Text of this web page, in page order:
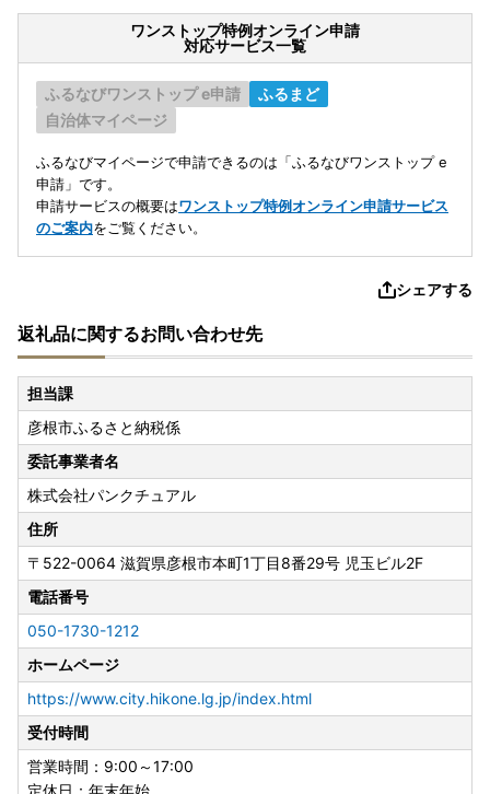
ワンストップ特例オンライン申請
対応サービス一覧
ふるなびワンストップ e申請
ふるまど
自治体マイページ
ふるなびマイページで申請できるのは「ふるなびワンストップ e
申請」です。
申請サービスの概要はワンストップ特例オンライン申請サービス
のご案内をご覧ください。
シェアする
返礼品に関するお問い合わせ先
担当課
彦根市ふるさと納税係
委託事業者名
株式会社パンクチュアル
住所
〒522-0064 滋賀県彦根市本町1丁目8番29号 児玉ビル2F
電話番号
050-1730-1212
ホームページ
https://www.city.hikone.lg.jp/index.html
受付時間
営業時間：9:00～17:00